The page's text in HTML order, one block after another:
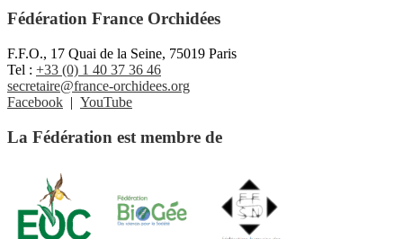
Fédération France Orchidées
F.F.O., 17 Quai de la Seine, 75019 Paris
Tel : +33 (0) 1 40 37 36 46
secretaire@france-orchidees.org
Facebook | YouTube
La Fédération est membre de